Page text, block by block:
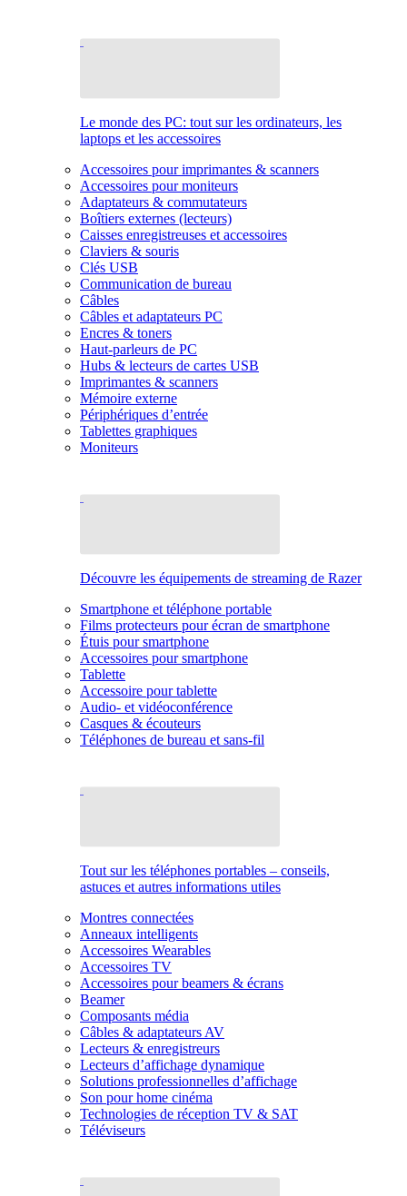
Le monde des PC: tout sur les ordinateurs, les
laptops et les accessoires
Accessoires pour imprimantes & scanners
Accessoires pour moniteurs
Adaptateurs & commutateurs
Boîtiers externes (lecteurs)
Caisses enregistreuses et accessoires
Claviers & souris
Clés USB
Communication de bureau
Câbles
Câbles et adaptateurs PC
Encres & toners
Haut-parleurs de PC
Hubs & lecteurs de cartes USB
Imprimantes & scanners
Mémoire externe
Périphériques d’entrée
Tablettes graphiques
Moniteurs
Découvre les équipements de streaming de Razer
Smartphone et téléphone portable
Films protecteurs pour écran de smartphone
Étuis pour smartphone
Accessoires pour smartphone
Tablette
Accessoire pour tablette
Audio- et vidéoconférence
Casques & écouteurs
Téléphones de bureau et sans-fil
Tout sur les téléphones portables – conseils,
astuces et autres informations utiles
Montres connectées
Anneaux intelligents
Accessoires Wearables
Accessoires TV
Accessoires pour beamers & écrans
Beamer
Composants média
Câbles & adaptateurs AV
Lecteurs & enregistreurs
Lecteurs d’affichage dynamique
Solutions professionnelles d’affichage
Son pour home cinéma
Technologies de réception TV & SAT
Téléviseurs